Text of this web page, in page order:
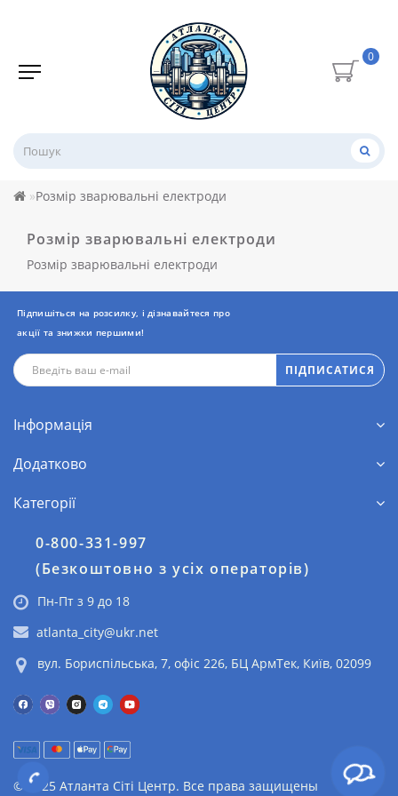
0
Розмір зварювальні електроди
Розмір зварювальні електроди
Розмір зварювальні електроди
Підпишіться на розсилку, і дізнавайтеся про
акції та знижки першими!
ПІДПИСАТИСЯ
Інформація
Додатково
Категорії
0-800-331-997
(Безкоштовно з усіх операторів)
Пн-Пт з 9 до 18
atlanta_city@ukr.net
вул. Бориспільська, 7, офіс 226, БЦ АрмТек, Київ, 02099
© 2025 Атланта Сіті Центр. Все права защищены